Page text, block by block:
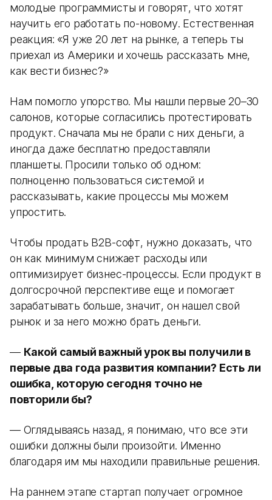
молодые программисты и говорят, что хотят
научить его работать по-новому. Естественная
реакция: «Я уже 20 лет на рынке, а теперь ты
приехал из Америки и хочешь рассказать мне,
как вести бизнес?»
Нам помогло упорство. Мы нашли первые 20–30
салонов, которые согласились протестировать
продукт. Сначала мы не брали с них деньги, а
иногда даже бесплатно предоставляли
планшеты. Просили только об одном:
полноценно пользоваться системой и
рассказывать, какие процессы мы можем
упростить.
Чтобы продать B2B-софт, нужно доказать, что
он как минимум снижает расходы или
оптимизирует бизнес-процессы. Если продукт в
долгосрочной перспективе еще и помогает
зарабатывать больше, значит, он нашел свой
рынок и за него можно брать деньги.
— Какой самый важный урок вы получили в
первые два года развития компании? Есть ли
ошибка, которую сегодня точно не
повторили бы?
— Оглядываясь назад, я понимаю, что все эти
ошибки должны были произойти. Именно
благодаря им мы находили правильные решения.
На раннем этапе стартап получает огромное